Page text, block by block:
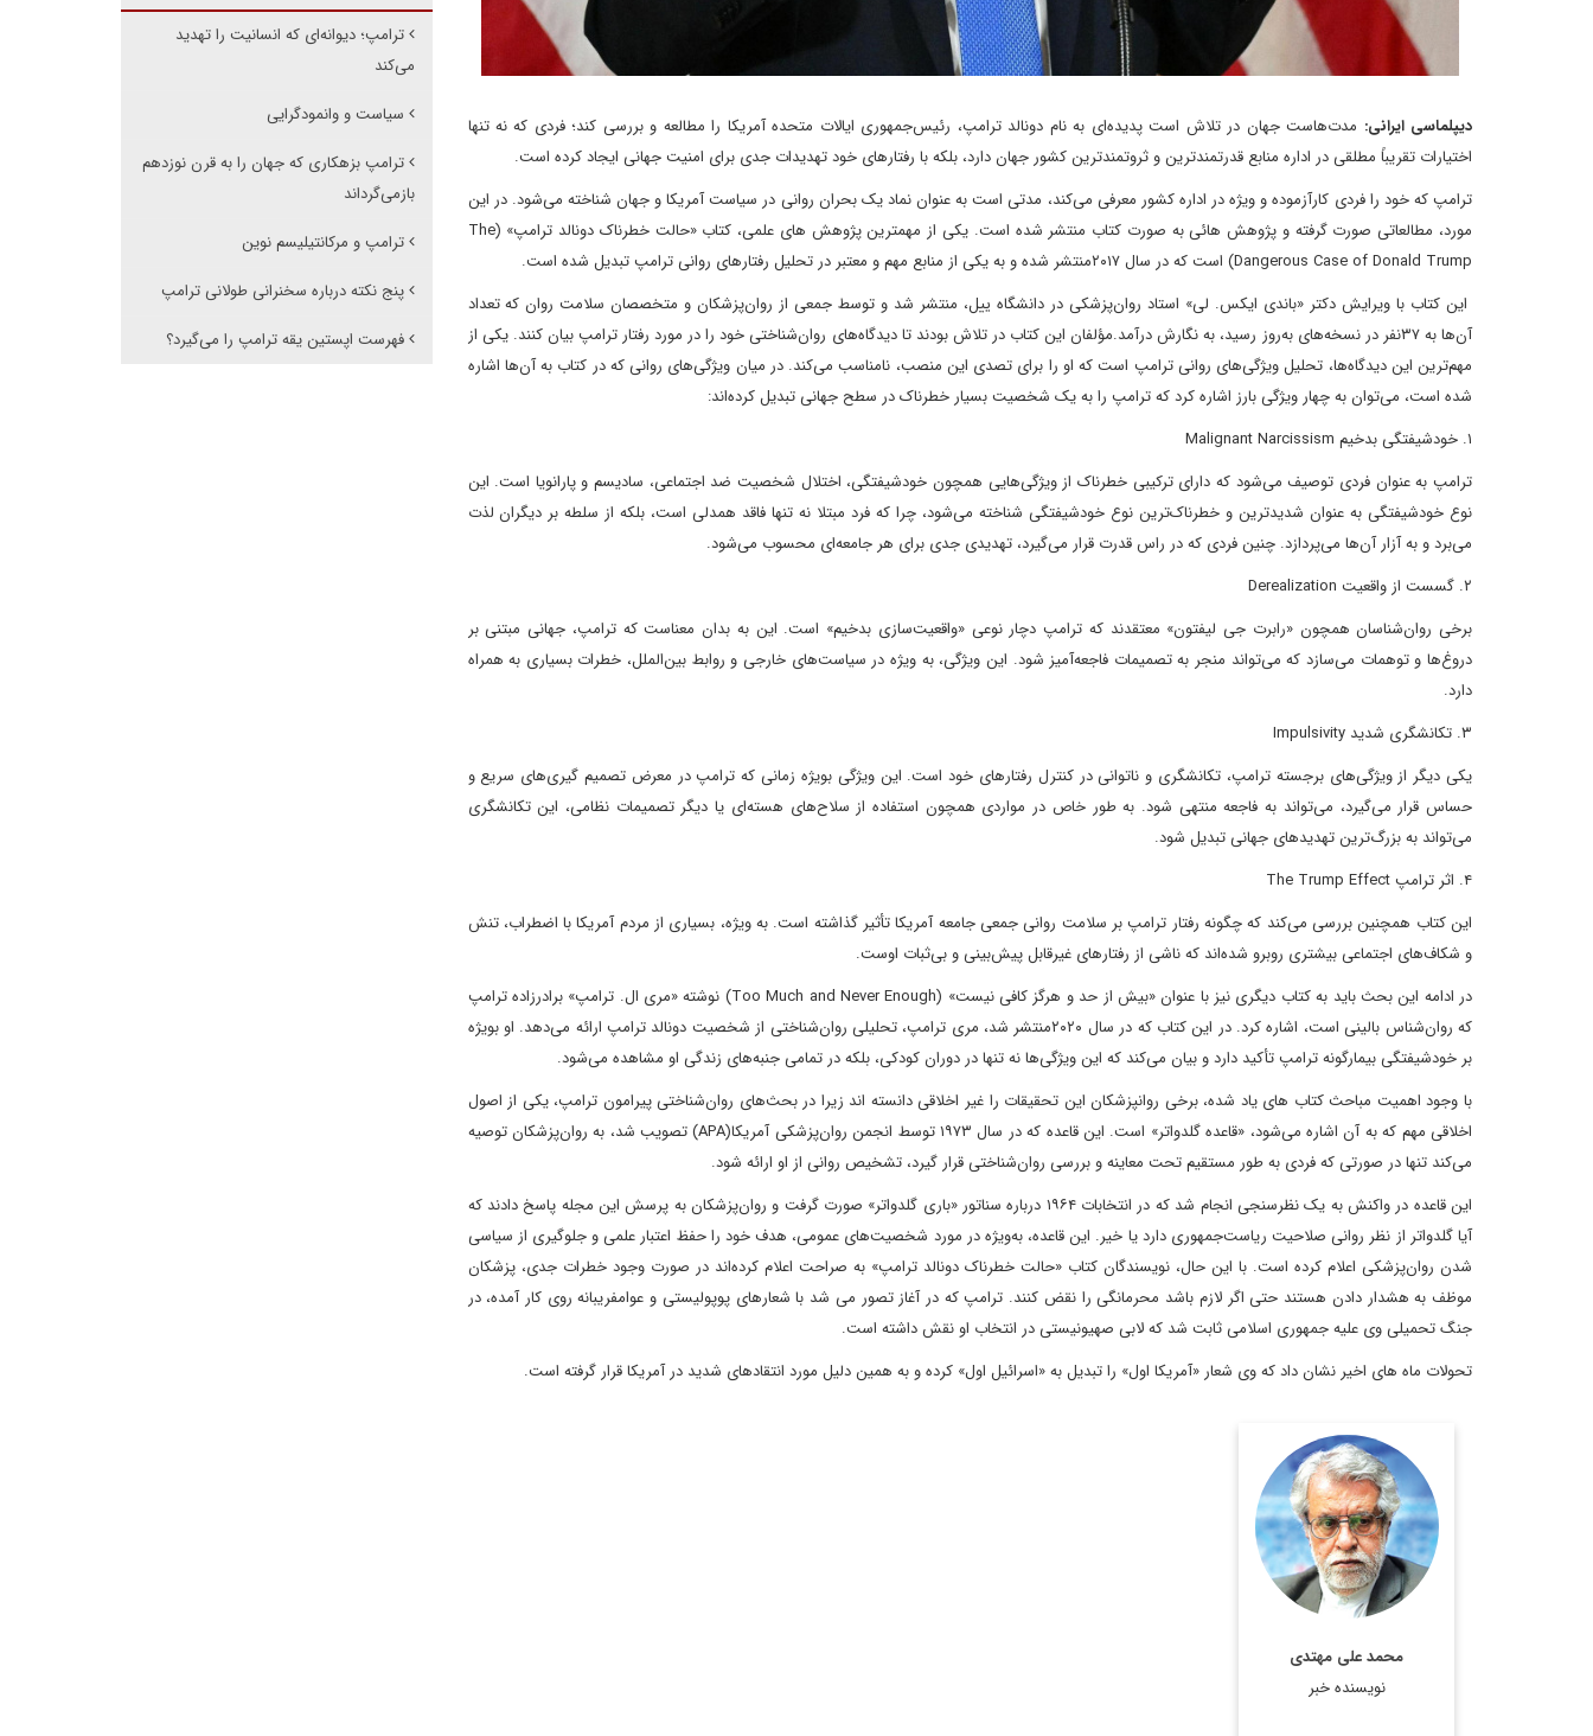
دیپلماسی ایرانی: مدت‌هاست جهان در تلاش است پدیده‌ای به نام دونالد ترامپ، رئیس‌جمهوری ایالات متحده آمریکا را مطالعه و بررسی کند؛ فردی که نه تنها
اختیارات تقریباً مطلقی در اداره منابع قدرتمندترین و ثروتمندترین کشور جهان دارد، بلکه با رفتارهای خود تهدیدات جدی برای امنیت جهانی ایجاد کرده است.
ترامپ که خود را فردی کارآزموده و ویژه در اداره کشور معرفی می‌کند، مدتی است به عنوان نماد یک بحران روانی در سیاست آمریکا و جهان شناخته می‌شود. در این
مورد، مطالعاتی صورت گرفته و پژوهش هائی به صورت کتاب منتشر شده است. یکی از مهمترین پژوهش های علمی، کتاب «حالت خطرناک دونالد ترامپ» (The
Dangerous Case of Donald Trump) است که در سال ۲۰۱۷منتشر شده و به یکی از منابع مهم و معتبر در تحلیل رفتارهای روانی ترامپ تبدیل شده است.
این کتاب با ویرایش دکتر «باندی ایکس. لی» استاد روان‌پزشکی در دانشگاه ییل، منتشر شد و توسط جمعی از روان‌پزشکان و متخصصان سلامت روان که تعداد
آن‌ها به ۳۷نفر در نسخه‌های به‌روز رسید، به نگارش درآمد.مؤلفان این کتاب در تلاش بودند تا دیدگاه‌های روان‌شناختی خود را در مورد رفتار ترامپ بیان کنند. یکی از
مهم‌ترین این دیدگاه‌ها، تحلیل ویژگی‌های روانی ترامپ است که او را برای تصدی این منصب، نامناسب می‌کند. در میان ویژگی‌های روانی که در کتاب به آن‌ها اشاره
شده است، می‌توان به چهار ویژگی بارز اشاره کرد که ترامپ را به یک شخصیت بسیار خطرناک در سطح جهانی تبدیل کرده‌اند:
۱. خودشیفتگی بدخیم Malignant Narcissism
ترامپ به عنوان فردی توصیف می‌شود که دارای ترکیبی خطرناک از ویژگی‌هایی همچون خودشیفتگی، اختلال شخصیت ضد اجتماعی، سادیسم و پارانویا است. این
نوع خودشیفتگی به عنوان شدیدترین و خطرناک‌ترین نوع خودشیفتگی شناخته می‌شود، چرا که فرد مبتلا نه تنها فاقد همدلی است، بلکه از سلطه بر دیگران لذت
می‌برد و به آزار آن‌ها می‌پردازد. چنین فردی که در راس قدرت قرار می‌گیرد، تهدیدی جدی برای هر جامعه‌ای محسوب می‌شود.
۲. گسست از واقعیت Derealization
برخی روان‌شناسان همچون «رابرت جی لیفتون» معتقدند که ترامپ دچار نوعی «واقعیت‌سازی بدخیم» است. این به بدان معناست که ترامپ، جهانی مبتنی بر
دروغ‌ها و توهمات می‌سازد که می‌تواند منجر به تصمیمات فاجعه‌آمیز شود. این ویژگی، به ویژه در سیاست‌های خارجی و روابط بین‌الملل، خطرات بسیاری به همراه
دارد.
۳. تکانشگری شدید Impulsivity
یکی دیگر از ویژگی‌های برجسته ترامپ، تکانشگری و ناتوانی در کنترل رفتارهای خود است. این ویژگی ‌بویژه زمانی که ترامپ در معرض تصمیم گیری‌های سریع و
حساس قرار می‌گیرد، می‌تواند به فاجعه منتهی شود. به طور خاص در مواردی همچون استفاده از سلاح‌های هسته‌ای یا دیگر تصمیمات نظامی، این تکانشگری
می‌تواند به بزرگ‌ترین تهدیدهای جهانی تبدیل شود.
۴. اثر ترامپ The Trump Effect
این کتاب همچنین بررسی می‌کند که چگونه رفتار ترامپ بر سلامت روانی جمعی جامعه آمریکا تأثیر گذاشته است. به ویژه، بسیاری از مردم آمریکا با اضطراب، تنش
و شکاف‌های اجتماعی بیشتری روبرو شده‌اند که ناشی از رفتارهای غیرقابل پیش‌بینی و بی‌ثبات اوست.
در ادامه این بحث باید به کتاب دیگری نیز با عنوان «بیش از حد و هرگز کافی نیست» (Too Much and Never Enough) نوشته «مری ال. ترامپ» برادرزاده ترامپ
که روان‌شناس بالینی است، اشاره کرد. در این کتاب که در سال ۲۰۲۰منتشر شد، مری ترامپ، تحلیلی روان‌شناختی از شخصیت دونالد ترامپ ارائه می‌دهد. او بویژه
بر خودشیفتگی بیمارگونه ترامپ تأکید دارد و بیان می‌کند که این ویژگی‌ها نه تنها در دوران کودکی، بلکه در تمامی جنبه‌های زندگی او مشاهده می‌شود.
با وجود اهمیت مباحث کتاب های یاد شده، برخی روانپزشکان این تحقیقات را غیر اخلاقی دانسته اند زیرا در بحث‌های روان‌شناختی پیرامون ترامپ، یکی از اصول
اخلاقی مهم که به آن اشاره می‌شود، «قاعده گلدواتر» است. این قاعده که در سال ۱۹۷۳ توسط انجمن روان‌پزشکی آمریکا(APA) تصویب شد، به روان‌پزشکان توصیه
می‌کند تنها در صورتی که فردی به طور مستقیم تحت معاینه و بررسی روان‌شناختی قرار گیرد، تشخیص روانی از او ارائه شود.
این قاعده در واکنش به یک نظرسنجی انجام شد که در انتخابات ۱۹۶۴ درباره سناتور «باری گلدواتر» صورت گرفت و روان‌پزشکان به پرسش این مجله پاسخ دادند که
آیا گلدواتر از نظر روانی صلاحیت ریاست‌جمهوری دارد یا خیر. این قاعده، به‌ویژه در مورد شخصیت‌های عمومی، هدف خود را حفظ اعتبار علمی و جلوگیری از سیاسی
شدن روان‌پزشکی اعلام کرده است. با این حال، نویسندگان کتاب «حالت خطرناک دونالد ترامپ» به صراحت اعلام کرده‌اند در صورت وجود خطرات جدی، پزشکان
موظف به هشدار دادن هستند حتی اگر لازم باشد محرمانگی را نقض کنند. ترامپ که در آغاز تصور می شد با شعارهای پوپولیستی و عوامفریبانه روی کار آمده، در
جنگ تحمیلی وی علیه جمهوری اسلامی ثابت شد که لابی صهیونیستی در انتخاب او نقش داشته است.
تحولات ماه های اخیر نشان داد که وی شعار «آمریکا اول» را تبدیل به «اسرائیل اول» کرده و به همین دلیل مورد انتقادهای شدید در آمریکا قرار گرفته است.
محمد علی مهتدی
نویسنده خبر
کارشناس مسائل خاورمیانه
و جهان عرب
اطلاعات بیشتر
ترامپ؛ دیوانه‌ای که انسانیت را تهدید
می‌کند
سیاست و وانمودگرایی
ترامپ بزهکاری که جهان را به قرن نوزدهم
بازمی‌گرداند
ترامپ و مرکانتیلیسم نوین
پنج نکته درباره سخنرانی طولانی ترامپ
فهرست اپستین یقه ترامپ را می‌گیرد؟